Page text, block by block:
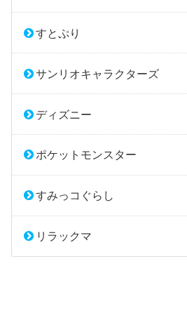
すとぷり
サンリオキャラクターズ
ディズニー
ポケットモンスター
すみっコぐらし
リラックマ